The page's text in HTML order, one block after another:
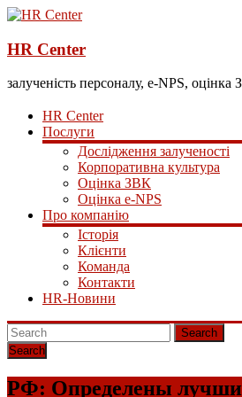
HR Center
залученість персоналу, e-NPS, оцінка
HR Center
Послуги
Дослідження залученості
Корпоративна культура
Оцінка ЗВК
Оцінка e-NPS
Про компанію
Історія
Клієнти
Команда
Контакти
HR-Новини
Search
РФ: Определены